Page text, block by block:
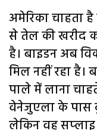
अमेरिका चाहता
से तेल की खरीद
है। बाइडन अब
मिल नहीं रहा
पाले में लाना
वेनेजुएला के पास
लेकिन वह सप्‍लाइ